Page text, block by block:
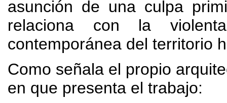
asunción de una culpa
relaciona con la
contemporánea del territorio
Como señala el propio
en que presenta el trabajo: